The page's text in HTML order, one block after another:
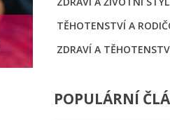
TĚHOTENSTVÍ A
ZDRAVÍ A
POPULÁRNÍ